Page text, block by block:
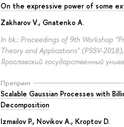
On the expressive power of some
Zakharov V., Gnatenko A.
In bk.: Proceedings of 9th Workshop
Theory and Applications" (PSSV-
Ярославский государственный
Препринт
Scalable Gaussian Processes with
Decomposition
Izmailov P., Novikov A., Kroptov D.